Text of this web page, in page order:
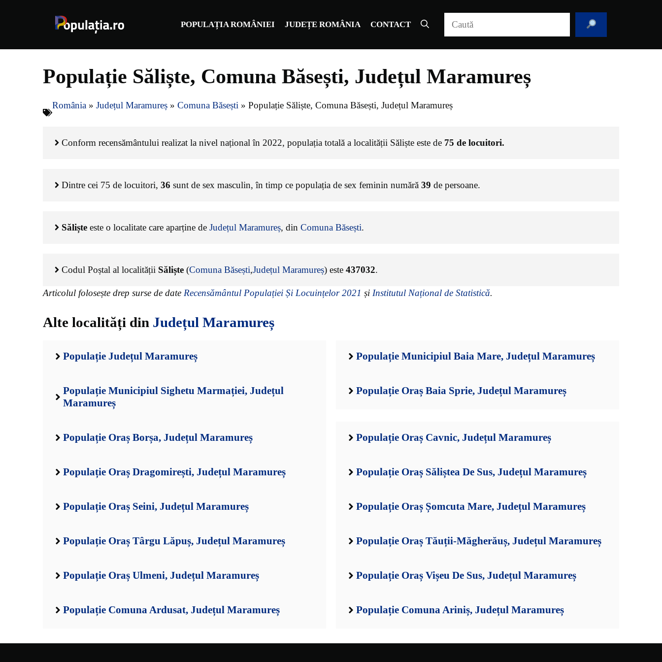
POPULAȚIA ROMÂNIEI JUDEȚE ROMÂNIA CONTACT
Populație Săliște, Comuna Băsești, Județul Maramureș
România » Județul Maramureș » Comuna Băsești » Populație Săliște, Comuna Băsești, Județul Maramureș
Conform recensământului realizat la nivel național în 2022, populația totală a localității Săliște este de 75 de locuitori.
Dintre cei 75 de locuitori, 36 sunt de sex masculin, în timp ce populația de sex feminin numără 39 de persoane.
Săliște este o localitate care aparține de Județul Maramureș, din Comuna Băsești.
Codul Poștal al localității Săliște (Comuna Băsești,Județul Maramureș) este 437032.
Articolul folosește drep surse de date Recensământul Populației Și Locuințelor 2021 și Institutul Național de Statistică.
Alte localități din Județul Maramureș
Populație Județul Maramureș Populație Municipiul Baia Mare, Județul Maramureș
Populație Municipiul Sighetu Marmației, Județul
Maramureș
Populație Oraș Baia Sprie, Județul Maramureș
Populație Oraș Borșa, Județul Maramureș Populație Oraș Cavnic, Județul Maramureș
Populație Oraș Dragomirești, Județul Maramureș Populație Oraș Săliștea De Sus, Județul Maramureș
Populație Oraș Seini, Județul Maramureș Populație Oraș Șomcuta Mare, Județul Maramureș
Populație Oraș Târgu Lăpuș, Județul Maramureș Populație Oraș Tăuții-Măgherăuș, Județul Maramureș
Populație Oraș Ulmeni, Județul Maramureș Populație Oraș Vișeu De Sus, Județul Maramureș
Populație Comuna Ardusat, Județul Maramureș Populație Comuna Ariniș, Județul Maramureș